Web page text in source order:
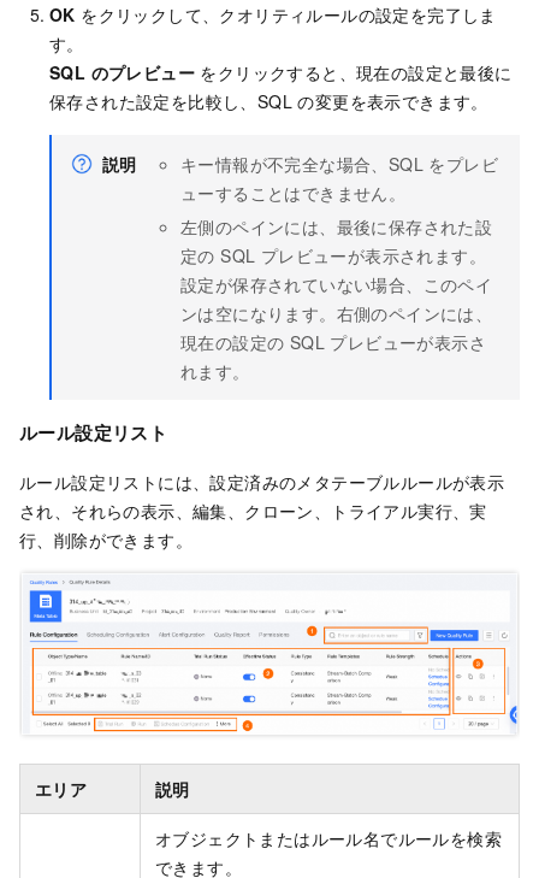
OK をクリックして、クオリティルールの設定を完了しま
す。
SQL のプレビュー をクリックすると、現在の設定と最後に
保存された設定を比較し、SQL の変更を表示できます。
説明
キー情報が不完全な場合、SQL をプレビ
ューすることはできません。
左側のペインには、最後に保存された設
定の SQL プレビューが表示されます。
設定が保存されていない場合、このペイ
ンは空になります。右側のペインには、
現在の設定の SQL プレビューが表示さ
れます。
ルール設定リスト
ルール設定リストには、設定済みのメタテーブルルールが表示
され、それらの表示、編集、クローン、トライアル実行、実
行、削除ができます。
エリア 説明
オブジェクトまたはルール名でルールを検索
できます。